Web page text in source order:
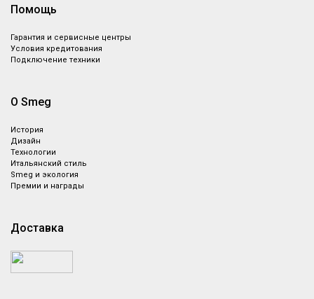
Помощь
Гарантия и сервисные центры
Условия кредитования
Подключение техники
О Smeg
История
Дизайн
Технологии
Итальянский стиль
Smeg и экология
Премии и награды
Доставка